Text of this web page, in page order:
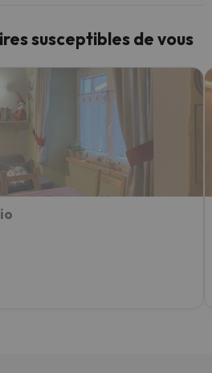
susceptibles de vous